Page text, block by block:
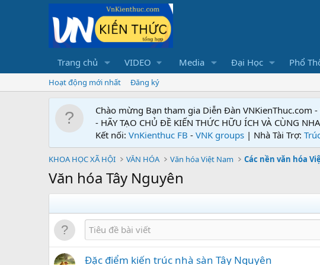
Trang chủ VIDEO Media Đại Học Phổ
Hoạt động mới nhất Đăng ký
Chào mừng Bạn tham gia Diễn Đàn VNKienThuc.com -
- HÃY TẠO CHỦ ĐỀ KIẾN THỨC HỮU ÍCH VÀ CÙNG
Kết nối: VnKienthuc FB - VNK groups | Nhà Tài Trợ:
KHOA HỌC XÃ HỘI VĂN HÓA Văn hóa Việt Nam Các nền văn hóa
Văn hóa Tây Nguyên
Đặc điểm kiến trúc nhà sàn Tây Nguyên